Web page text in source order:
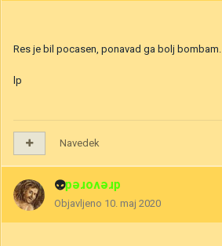
Res je bil pocasen, ponavad ga bolj bombam.
lp
Navedek
👽drevored
Objavljeno 10. maj 2020